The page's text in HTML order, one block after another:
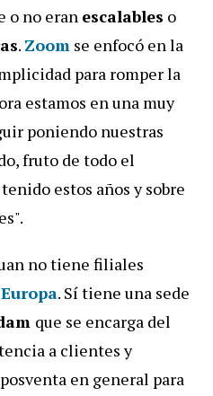
o no eran escalables o
. Zoom se enfocó en la
para romper la
estamos en una muy
poniendo nuestras
fruto de todo el
estos años y sobre
no tiene filiales
Europa. Sí tiene una sede
que se encarga del
a clientes y
en general para